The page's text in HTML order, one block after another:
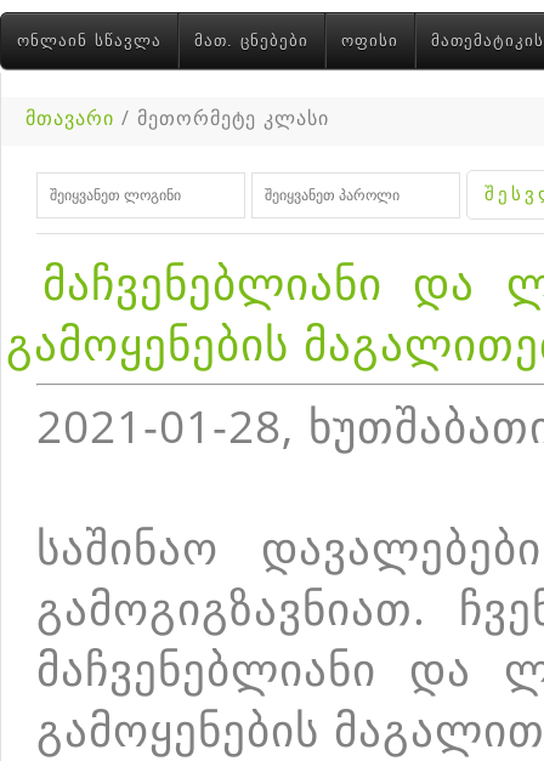
ᲝᲜᲚᲐᲘᲜ ᲡᲬᲐᲕᲚᲐ ᲛᲐᲗ. ᲪᲜᲔᲑᲔᲑᲘ ᲝᲤᲘᲡᲘ
მთავარი / მეთორმეტე კლასი
მაჩვენებლიანი და
გამოყენების
2021-01-28,
საშინაო
გამოგიგზავნიათ.
მაჩვენებლიანი და
გამოყენების